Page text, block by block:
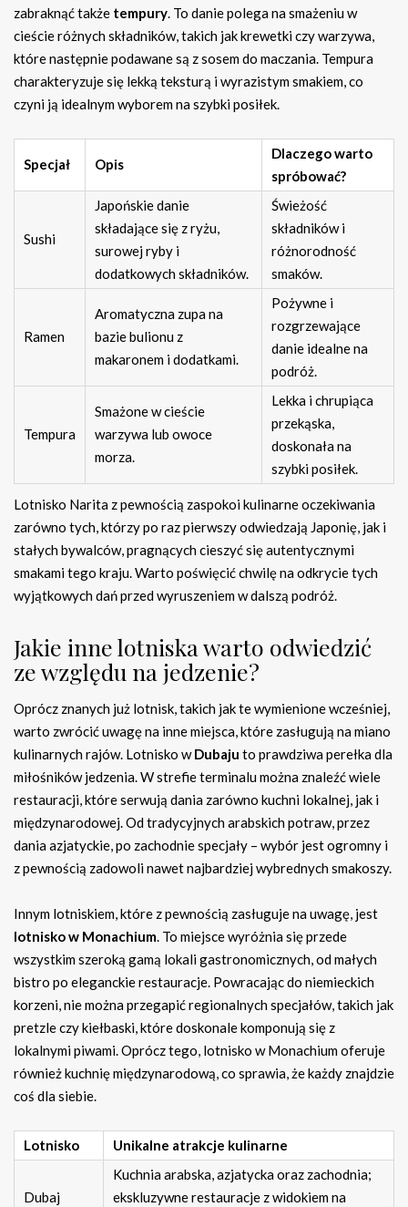
zabraknąć także tempury. To danie polega na smażeniu w
cieście różnych składników, takich jak krewetki czy warzywa,
które następnie podawane są z sosem do maczania. Tempura
charakteryzuje się lekką teksturą i wyrazistym smakiem, co
czyni ją idealnym wyborem na szybki posiłek.
Specjał Opis
Dlaczego warto
spróbować?
Sushi
Japońskie danie
składające się z ryżu,
surowej ryby i
dodatkowych składników.
Świeżość
składników i
różnorodność
smaków.
Ramen
Aromatyczna zupa na
bazie bulionu z
makaronem i dodatkami.
Pożywne i
rozgrzewające
danie idealne na
podróż.
Tempura
Smażone w cieście
warzywa lub owoce
morza.
Lekka i chrupiąca
przekąska,
doskonała na
szybki posiłek.
Lotnisko Narita z pewnością zaspokoi kulinarne oczekiwania
zarówno tych, którzy po raz pierwszy odwiedzają Japonię, jak i
stałych bywalców, pragnących cieszyć się autentycznymi
smakami tego kraju. Warto poświęcić chwilę na odkrycie tych
wyjątkowych dań przed wyruszeniem w dalszą podróż.
Jakie inne lotniska warto odwiedzić
ze względu na jedzenie?
Oprócz znanych już lotnisk, takich jak te wymienione wcześniej,
warto zwrócić uwagę na inne miejsca, które zasługują na miano
kulinarnych rajów. Lotnisko wDubaju to prawdziwa perełka dla
miłośników jedzenia. W strefie terminalu można znaleźć wiele
restauracji, które serwują dania zarówno kuchni lokalnej, jak i
międzynarodowej. Od tradycyjnych arabskich potraw, przez
dania azjatyckie, po zachodnie specjały – wybór jest ogromny i
z pewnością zadowoli nawet najbardziej wybrednych smakoszy.
Innym lotniskiem, które z pewnością zasługuje na uwagę, jest
lotnisko w Monachium. To miejsce wyróżnia się przede
wszystkim szeroką gamą lokali gastronomicznych, od małych
bistro po eleganckie restauracje. Powracając do niemieckich
korzeni, nie można przegapić regionalnych specjałów, takich jak
pretzle czy kiełbaski, które doskonale komponują się z
lokalnymi piwami. Oprócz tego, lotnisko w Monachium oferuje
również kuchnię międzynarodową, co sprawia, że każdy znajdzie
coś dla siebie.
Lotnisko Unikalne atrakcje kulinarne
Dubaj
Kuchnia arabska, azjatycka oraz zachodnia;
ekskluzywne restauracje z widokiem na